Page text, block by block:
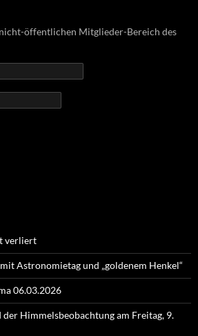
öffentlichen Mitglieder-Bereich des
verliert
Astronomietag und „goldenem Henkel“
06.03.2026
der Himmelsbeobachtung am Freitag, 9.